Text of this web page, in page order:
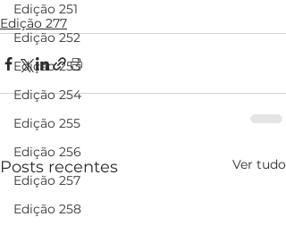
Edição 251
Edição 252
Edição 253
Edição 254
Edição 255
Edição 256
Edição 257
Edição 258
Edição 277
Posts recentes Ver tudo